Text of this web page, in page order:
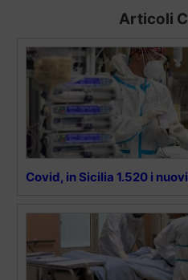
Articoli
Covid, in Sicilia 1.520 i